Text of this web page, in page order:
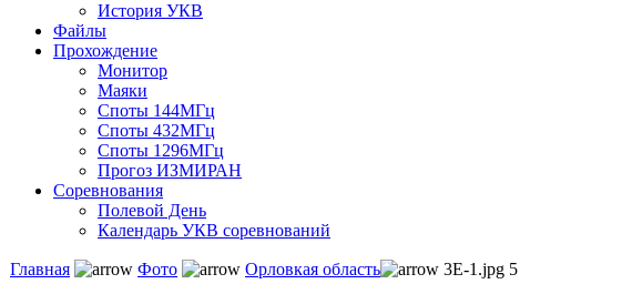
История УКВ
Файлы
Прохождение
Монитор
Маяки
Споты 144МГц
Споты 432МГц
Споты 1296МГц
Прогоз ИЗМИРАН
Соревнования
Полевой День
Календарь УКВ соревнований
Главная Фото Орловкая область 3Е-1.jpg 5